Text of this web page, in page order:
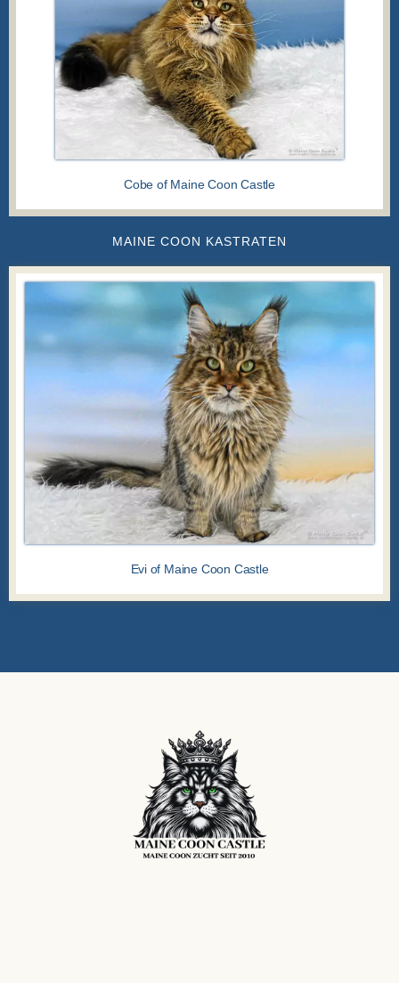
Cobe of Maine Coon Castle
MAINE COON KASTRATEN
Evi of Maine Coon Castle